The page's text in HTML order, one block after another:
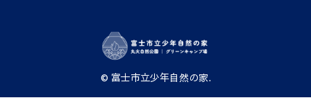
© 富士市立少年自然の家.